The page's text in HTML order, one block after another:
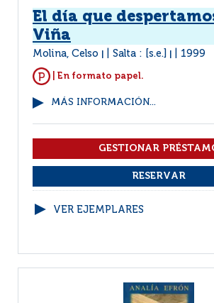
El día que
Viña
Molina, Celso Salta : [s.e.] 1999
| En formato papel.
MÁS INFORMACIÓN...
VER EJEMPLARES